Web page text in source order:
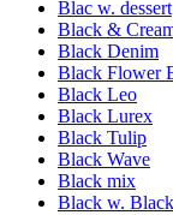
Blac w. dessert
Black &
Black Denim
Black Flower
Black Leo
Black Lurex
Black Tulip
Black Wave
Black mix
Black w. Black